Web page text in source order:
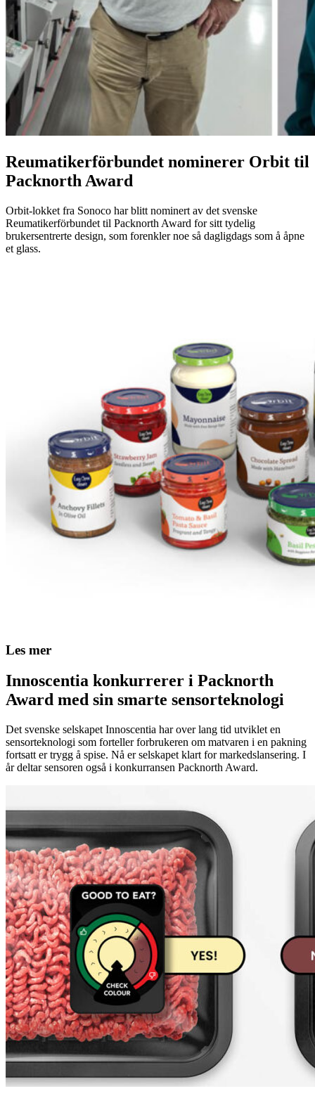
Reumatikerförbundet nominerer Orbit til
Packnorth Award
Orbit-lokket fra Sonoco har blitt nominert av det svenske
Reumatikerförbundet til Packnorth Award for sitt tydelig
brukersentrerte design, som forenkler noe så dagligdags som å åpne
et glass.
Les mer
Innoscentia konkurrerer i Packnorth
Award med sin smarte sensorteknologi
Det svenske selskapet Innoscentia har over lang tid utviklet en
sensorteknologi som forteller forbrukeren om matvaren i en pakning
fortsatt er trygg å spise. Nå er selskapet klart for markedslansering. I
år deltar sensoren også i konkurransen Packnorth Award.